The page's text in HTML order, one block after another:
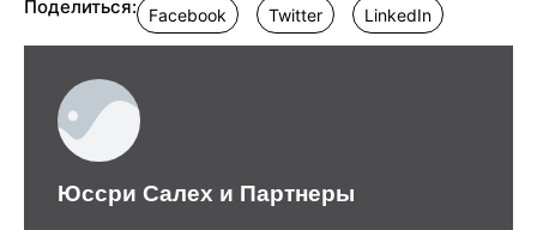
Поделиться: Facebook Twitter LinkedIn
Юссри Салех и Партнеры